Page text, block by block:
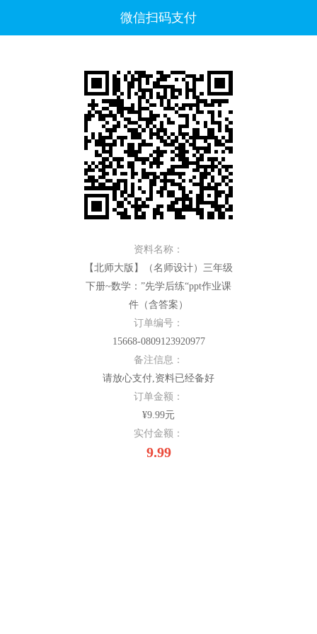
微信扫码支付
资料名称：
【北师大版】（名师设计）三年级
下册~数学：”先学后练“ppt作业课
件（含答案）
订单编号：
15668-0809123920977
备注信息：
请放心支付,资料已经备好
订单金额：
¥9.99元
实付金额：
9.99